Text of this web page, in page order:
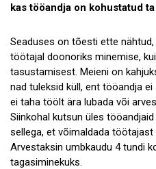
kas tööandja on kohustatud
Seaduses on tõesti ette
töötajal doonoriks minemise,
tasustamisest. Meieni on
nad tuleksid küll, ent tööandja
ei taha töölt ära lubada või
Siinkohal kutsun üles
sellega, et võimaldada
Arvestaksin umbkaudu 4 tundi
tagasiminekuks.